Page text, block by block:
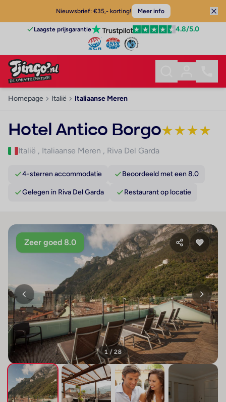
Nieuwsbrief: €35,- korting! Meer info
Laagste prijsgarantie 4.8/5.0
Homepage Italië Italiaanse Meren
Hotel Antico Borgo★★★★
Italië , Italiaanse Meren , Riva Del Garda
4-sterren accommodatie Beoordeeld met een 8.0
Gelegen in Riva Del Garda Restaurant op locatie
Zeer goed 8.0
1 / 28